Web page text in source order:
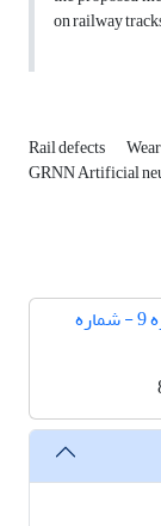
on railway
Rail defects Wear
GRNN Artificial
دوره 2، شماره 9 - شماره